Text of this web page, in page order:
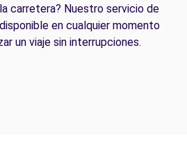
carretera? Nuestro servicio de
en cualquier momento
un viaje sin interrupciones.